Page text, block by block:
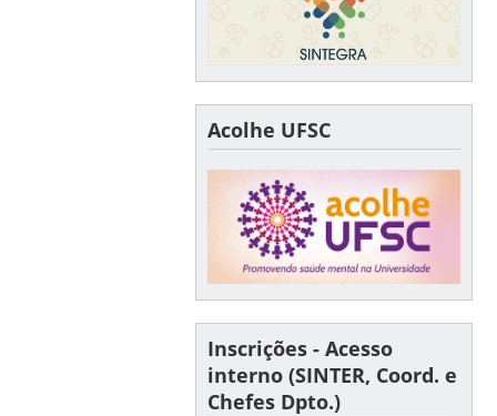
Acolhe UFSC
Inscrições - Acesso
interno (SINTER, Coord. e
Chefes Dpto.)